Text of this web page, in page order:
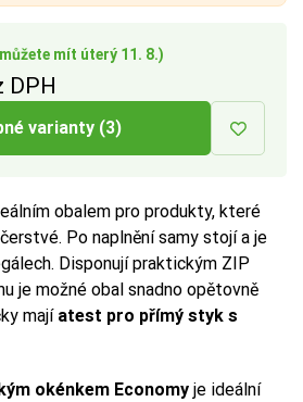
mít úterý 11. 8.)
DPH
varianty (3)
obalem pro produkty, které
Po naplnění samy stojí a je
Disponují praktickým ZIP
je možné obal snadno opětovně
majíatest pro přímý styk s
okénkem Economy je ideální